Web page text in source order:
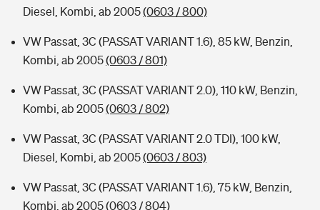
Diesel, Kombi, ab 2005(0603 / 800)
VW Passat, 3C (PASSAT VARIANT 1.6), 85 kW, Benzin,
Kombi, ab 2005(0603 / 801)
VW Passat, 3C (PASSAT VARIANT 2.0), 110 kW, Benzin,
Kombi, ab 2005(0603 / 802)
VW Passat, 3C (PASSAT VARIANT 2.0 TDI), 100 kW,
Diesel, Kombi, ab 2005(0603 / 803)
VW Passat, 3C (PASSAT VARIANT 1.6), 75 kW, Benzin,
Kombi, ab 2005(0603 / 804)